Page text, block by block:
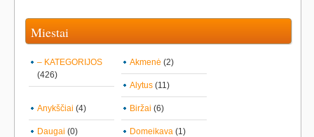
Miestai
– KATEGORIJOS
(426)
Akmenė (2)
Alytus (11)
Anykščiai (4) Biržai (6)
Daugai (0) Domeikava (1)